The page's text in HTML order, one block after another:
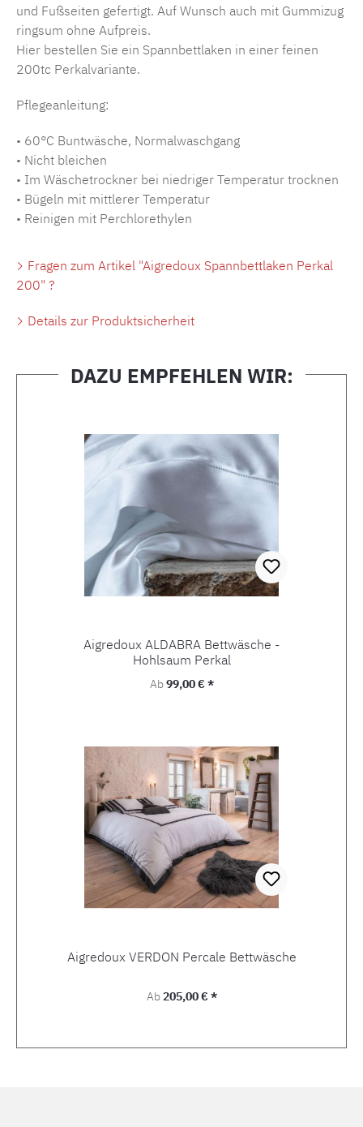
und Fußseiten gefertigt. Auf Wunsch auch mit Gummizug
ringsum ohne Aufpreis.
Hier bestellen Sie ein Spannbettlaken in einer feinen
200tc Perkalvariante.
Pflegeanleitung:
• 60°C Buntwäsche, Normalwaschgang
• Nicht bleichen
• Im Wäschetrockner bei niedriger Temperatur trocknen
• Bügeln mit mittlerer Temperatur
• Reinigen mit Perchlorethylen
Fragen zum Artikel "Aigredoux Spannbettlaken Perkal
200" ?
Details zur Produktsicherheit
DAZU EMPFEHLEN WIR:
Aigredoux ALDABRA Bettwäsche -
Hohlsaum Perkal
Regulärer Preis:
Ab99,00 € *
Aigredoux VERDON Percale Bettwäsche
Regulärer Preis:
Ab205,00 € *